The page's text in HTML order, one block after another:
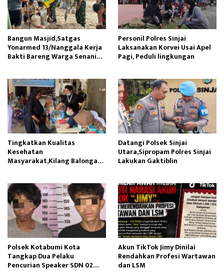
Bangun Masjid,Satgas
Yonarmed 13/Nanggala Kerja
Bakti Bareng Warga Senaning
Personil Polres Sinjai
Laksanakan Korvei Usai Apel
Pagi, Peduli lingkungan
Tingkatkan Kualitas
Kesehatan
Masyarakat,Kilang Balongan
Datangi Polsek Sinjai
Utara,Sipropam Polres Sinjai
Lakukan Gaktiblin
Polsek Kotabumi Kota
Tangkap Dua Pelaku
Pencurian Speaker SDN 02
Akun TikTok Jimy Dinilai
Rendahkan Profesi Wartawan
dan LSM